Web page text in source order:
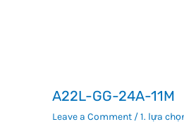
A22L-GG-24A-11M
Leave a Comment /1. lựa